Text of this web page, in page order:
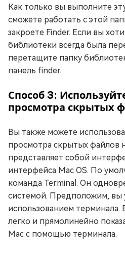
Как только вы выполните
сможете работать с этой
закроете Finder. Если вы
библиотеки всегда была
перетащите папку
панель finder.
Способ 3:
просмотра скрытых
Вы также можете
просмотра скрытых файлов
представляет собой
интерфейса Mac OS. По
команда Terminal. Он
системой. Предположим, вы
использованием терминала.
легко и прямолинейно
Mac с помощью терминала.